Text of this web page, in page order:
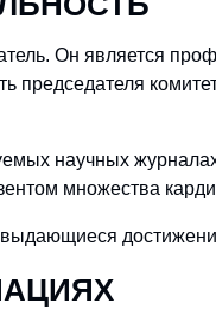
Он является
председателя
научных
множества